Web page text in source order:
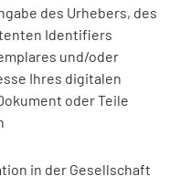
des Urhebers, des
Identifiers
und/oder
Ihres digitalen
oder Teile
in der Gesellschaft